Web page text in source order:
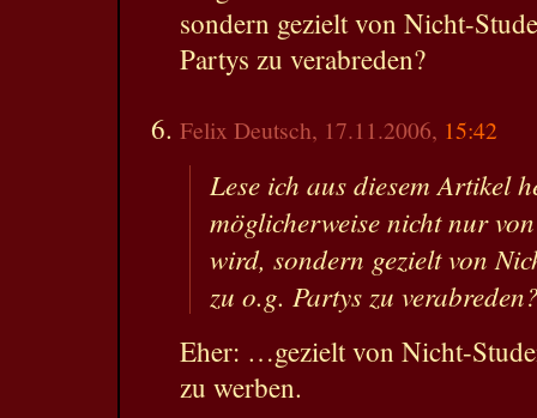
sondern gezielt von Nicht-
Partys zu verabreden?
Felix Deutsch, 17.11.2006, 15:42
Lese ich aus diesem Artikel
möglicherweise nicht nur
wird, sondern gezielt von
zu o.g. Partys zu
Eher: …gezielt von Nicht-
zu werben.